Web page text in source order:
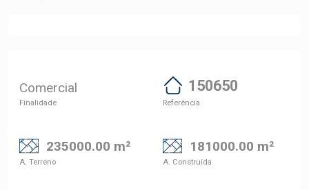
Comercial
Finalidade
150650
Referência
235000.00 m²
A. Terreno
181000.00 m²
A. Construída